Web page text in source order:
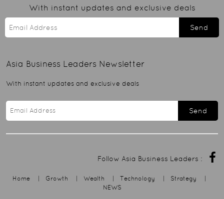
With instant updates and exclusive deals
Send
Asia Business Leaders Newsletter
With instant updates and exclusive deals
Send
Follow Asia Business Leaders :
Home | Growth | Wealth | Technology | Strategy
|
NEWS